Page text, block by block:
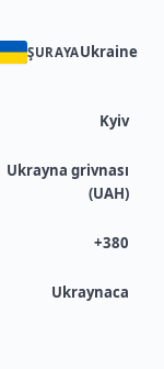
ŞURAYAUkraine
Kyiv
Ukrayna grivnası
(UAH)
+380
Ukraynaca